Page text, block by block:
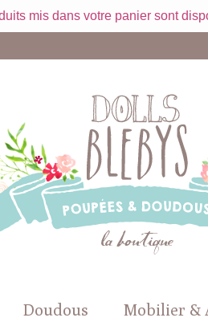
mis dans votre panier sont
Doudous Mobilier &